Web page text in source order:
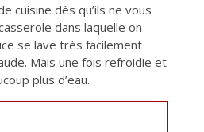
cuisine dès qu’ils ne vous
dans laquelle on
se lave très facilement
Mais une fois refroidie et
plus d’eau.